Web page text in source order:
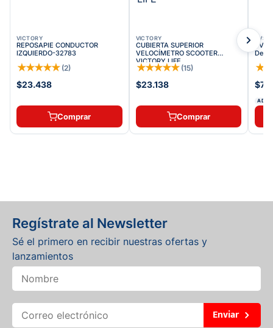
VICTORY
REPOSAPIE CONDUCTOR
IZQUIERDO-32783
★★★★★ (2)
$23.438
Comprar
VICTORY
CUBIERTA SUPERIOR
VELOCÍMETRO SCOOTER
VICTORY LIFE
★★★★★ (15)
$23.138
Comprar
TVS
TVS
★
ADDI
Regístrate al Newsletter
Sé el primero en recibir nuestras ofertas y
lanzamientos
Enviar